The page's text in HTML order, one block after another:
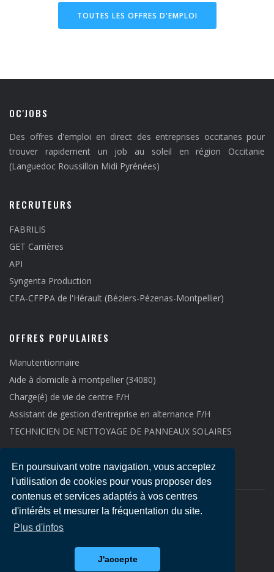
En poursuivant votre navigation, vous acceptez
l'utilisation de cookies pour vous proposer des
contenus et services adaptés à vos centres
d'intérêts et mesurer la fréquentation du site.
Plus d'infos
J'accepte
TOUTES LES OFFRES D'EMPLOI
OC'JOBS
Des offres d'emploi en direct des entreprises occitanes pour
trouver rapidement un job au soleil en région Occitanie
(Languedoc Roussillon Midi Pyrénées)
RECRUTEURS
FABRILIS
GET Carrières
API
Syngenta Production
CFA-CFPPA de l'Hérault (Béziers-Pézenas-Montpellier)
OFFRES POPULAIRES
Manutentionnaire
Aide à domicile à montpellier (34080)
Charge(é) de vie de centre F/H
Assistant de gestion d’entreprise en alternance F/H
TECHNICIEN DE NETTOYAGE DE PANNEAUX SOLAIRES
Copyright © 2021